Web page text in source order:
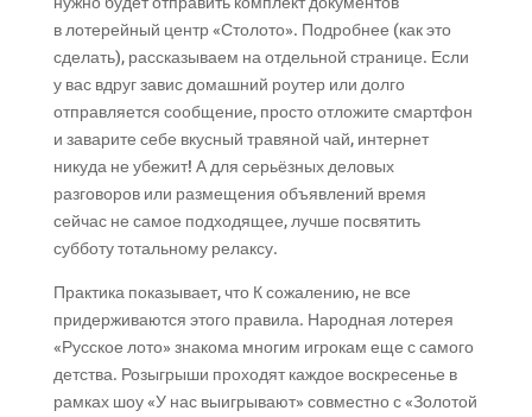
в лотерейный центр «Столото». Подробнее (как это
сделать), рассказываем на отдельной странице. Если
у вас вдруг завис домашний роутер или долго
отправляется сообщение, просто отложите смартфон
и заварите себе вкусный травяной чай, интернет
никуда не убежит! А для серьёзных деловых
разговоров или размещения объявлений время
сейчас не самое подходящее, лучше посвятить
субботу тотальному релаксу.
Практика показывает, что К сожалению, не все
придерживаются этого правила. Народная лотерея
«Русское лото» знакома многим игрокам еще с самого
детства. Розыгрыши проходят каждое воскресенье в
рамках шоу «У нас выигрывают» совместно с «Золотой